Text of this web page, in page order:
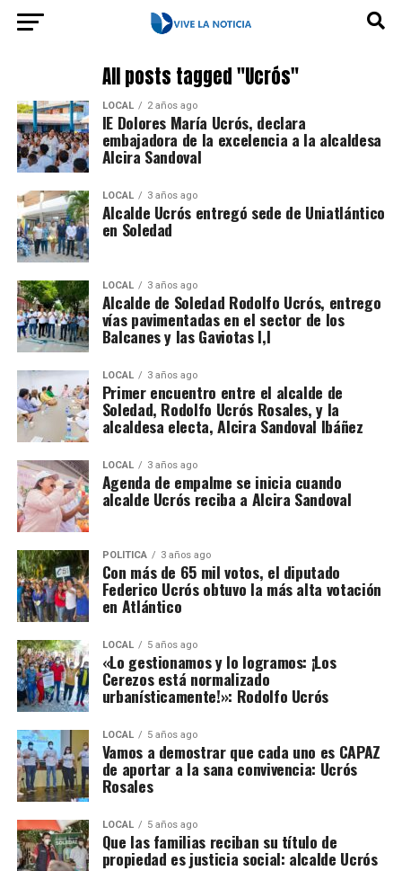
All posts tagged "Ucrós"
LOCAL 2 años ago
IE Dolores María Ucrós, declara
embajadora de la excelencia a la alcaldesa
Alcira Sandoval
LOCAL 3 años ago
Alcalde Ucrós entregó sede de Uniatlántico
en Soledad
LOCAL 3 años ago
Alcalde de Soledad Rodolfo Ucrós, entrego
vías pavimentadas en el sector de los
Balcanes y las Gaviotas I,l
LOCAL 3 años ago
Primer encuentro entre el alcalde de
Soledad, Rodolfo Ucrós Rosales, y la
alcaldesa electa, Alcira Sandoval Ibáñez
LOCAL 3 años ago
Agenda de empalme se inicia cuando
alcalde Ucrós reciba a Alcira Sandoval
POLÍTICA 3 años ago
Con más de 65 mil votos, el diputado
Federico Ucrós obtuvo la más alta votación
en Atlántico
LOCAL 5 años ago
«Lo gestionamos y lo logramos: ¡Los
Cerezos está normalizado
urbanísticamente!»: Rodolfo Ucrós
LOCAL 5 años ago
Vamos a demostrar que cada uno es CAPAZ
de aportar a la sana convivencia: Ucrós
Rosales
LOCAL 5 años ago
Que las familias reciban su título de
propiedad es justicia social: alcalde Ucrós